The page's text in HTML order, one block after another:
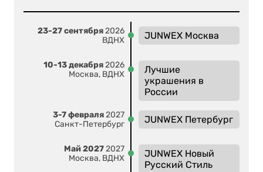
23-27 сентября2026
ВДНХ
JUNWEX Москва
10-13 декабря2026
Москва, ВДНХ
Лучшие
украшения в
России
3-7 февраля2027
Санкт-Петербург
JUNWEX Петербург
Май 20272027
Москва, ВДНХ
JUNWEX Новый
Русский Стиль